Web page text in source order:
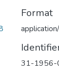
Format
31-1956-